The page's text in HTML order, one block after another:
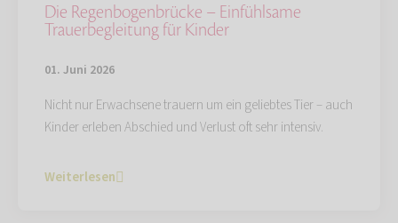
Die Regenbogenbrücke – Einfühlsame
Trauerbegleitung für Kinder
01. Juni 2026
Nicht nur Erwachsene trauern um ein geliebtes Tier – auch
Kinder erleben Abschied und Verlust oft sehr intensiv.
Weiterlesen